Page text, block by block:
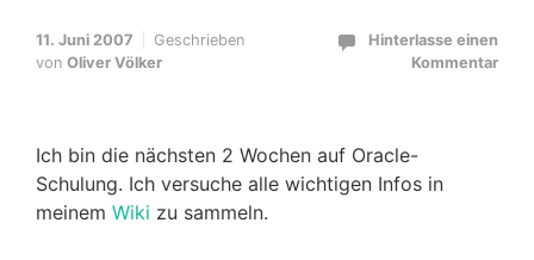
11. Juni 2007
Geschrieben
von Oliver Völker
Hinterlasse einen
Kommentar
Ich bin die nächsten 2 Wochen auf Oracle-
Schulung. Ich versuche alle wichtigen Infos in
meinem Wiki zu sammeln.